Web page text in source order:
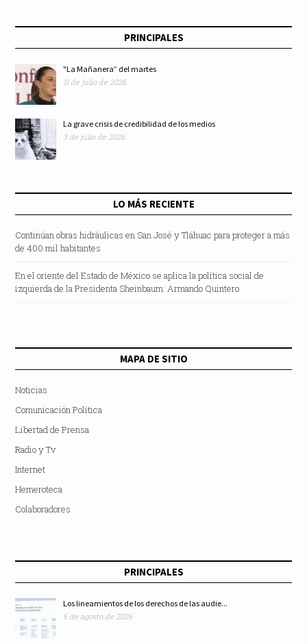
PRINCIPALES
"La Mañanera” del martes
11 de julio de 2026
La grave crisis de credibilidad de los medios
3 de julio de 2026
LO MÁS RECIENTE
Continúan obras hidráulicas en San José y Tláhuac para proteger a más
de 400 mil habitantes
En el oriente del Estado de México se aplica la política social de
izquierda de la Presidenta Sheinbaum: Armando Quintero
MAPA DE SITIO
Noticias
Comunicación Política
Libertad de Prensa
Radio y Tv
Internet
Hemeroteca
Colaboradores
PRINCIPALES
Los lineamientos de los derechos de las audie...
5 de agosto de 2026